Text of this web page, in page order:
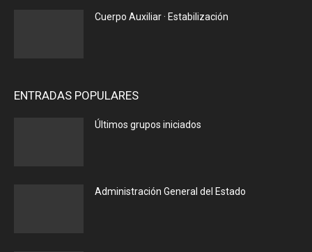
Cuerpo Auxiliar · Estabilización
ENTRADAS POPULARES
Últimos grupos iniciados
Administración General del Estado